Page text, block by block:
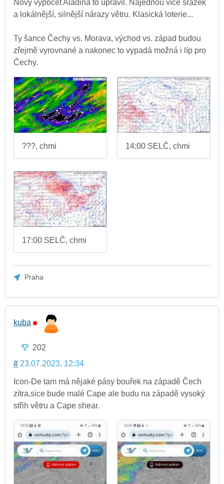
Nový výpočet Aladina to upravil. Najednou více srážek
a lokálnější, silnější nárazy větru. Klasická loterie...
Ty šance Čechy vs. Morava, východ vs. západ budou
zřejmě vyrovnané a nakonec to vypadá možná i líp pro
Čechy.
???, chmi 14:00 SELČ, chmi
17:00 SELČ, chmi
Praha
kuba
202
# 23.07.2023, 12:34
Icon-De tam má nějaké pásy bouřek na západě Čech
zítra,sice bude malé Cape ale budu na západě vysoký
střih větru a Cape shear.